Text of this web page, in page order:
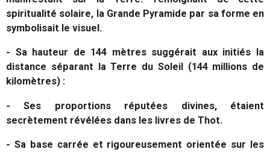
spiritualité solaire, la Grande Pyramide par sa forme en
symbolisait le visuel.
- Sa hauteur de 144 mètres suggérait aux initiés la
distance séparant la Terre du Soleil (144 millions de
kilomètres) :
- Ses proportions réputées divines, étaient
secrètement révélées dans les livres de Thot.
- Sa base carrée et rigoureusement orientée sur les